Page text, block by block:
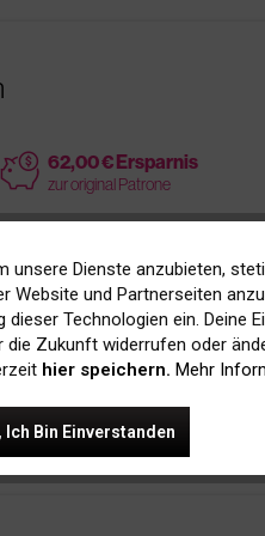
price 62,00 € Ersparnis
zur original Patrone
unsere Dienste anzubieten,
Website und Partnerseiten
Technologien ein. Deine
Zukunft widerrufen oder
hier speichern. Mehr
Ich Bin Einverstanden